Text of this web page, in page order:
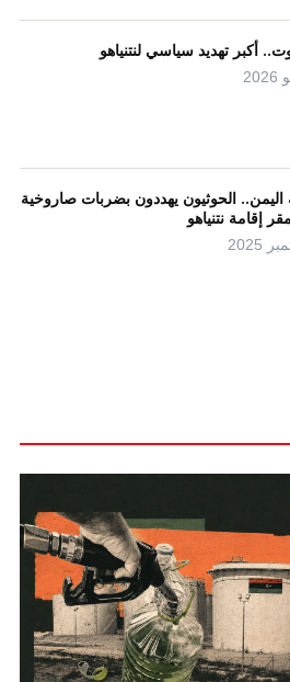
أكبر تهديد سياسي لنتنياهو
الحوثيون يهددون بضربات صاروخية
إقامة نتنياهو